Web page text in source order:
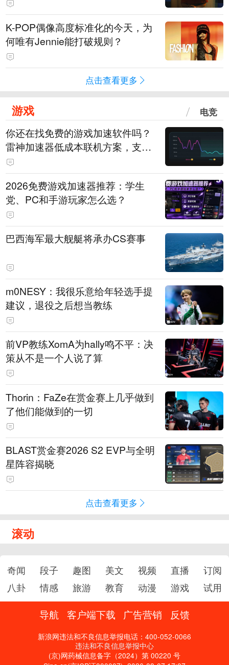
K-POP偶像高度标准化的今天，为
何唯有Jennie能打破规则？
点击查看更多
游戏 电竞
你还在找免费的游戏加速软件吗？
雷神加速器低成本联机方案，支持
免费试用
2026免费游戏加速器推荐：学生
党、PC和手游玩家怎么选？
巴西海军最大舰艇将承办CS赛事
m0NESY：我很乐意给年轻选手提
建议，退役之后想当教练
前VP教练XomA为hally鸣不平：决
策从不是一个人说了算
Thorin：FaZe在赏金赛上几乎做到
了他们能做到的一切
BLAST赏金赛2026 S2 EVP与全明
星阵容揭晓
点击查看更多
滚动
奇闻 段子 趣图 美文 视频 直播
订阅
八卦
情感 旅游 教育 动漫 游戏 试用
导航 客户端下载 广告营销 反馈
新浪网违法和不良信息举报电话：400-052-0066
违法和不良信息举报中心
(京)网药械信息备字（2024）第 00220 号